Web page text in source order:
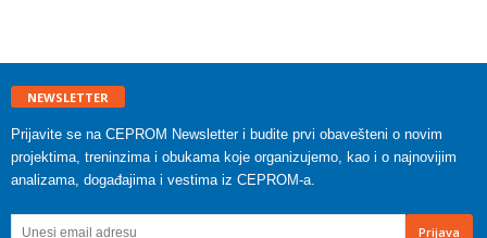
NEWSLETTER
Prijavite se na CEPROM Newsletter i budite prvi obavešteni o novim
projektima, treninzima i obukama koje organizujemo, kao i o najnovijim
analizama, događajima i vestima iz CEPROM-a.